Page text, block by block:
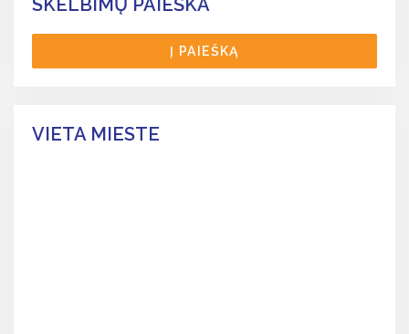
SKELBIMŲ PAIEŠKA
Į PAIEŠKĄ
VIETA MIESTE